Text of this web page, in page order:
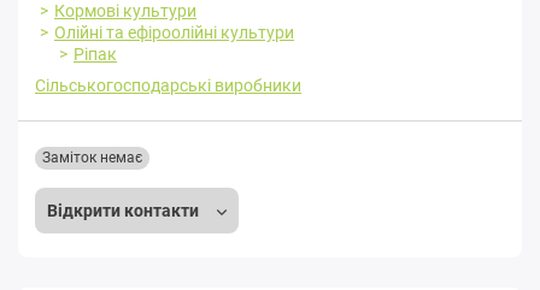
Кормові культури
Олійні та ефіроолійні культури
Ріпак
Сільськогосподарські виробники
Відкрити контакти
Заміток немає